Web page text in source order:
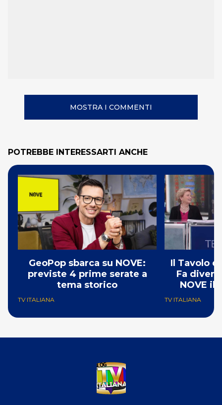
MOSTRA I COMMENTI
POTREBBE INTERESSARTI ANCHE
GeoPop sbarca su NOVE:
previste 4 prime serate a
tema storico
TV ITALIANA
Il Tavolo
Fa
NOVE il
TV ITALIANA